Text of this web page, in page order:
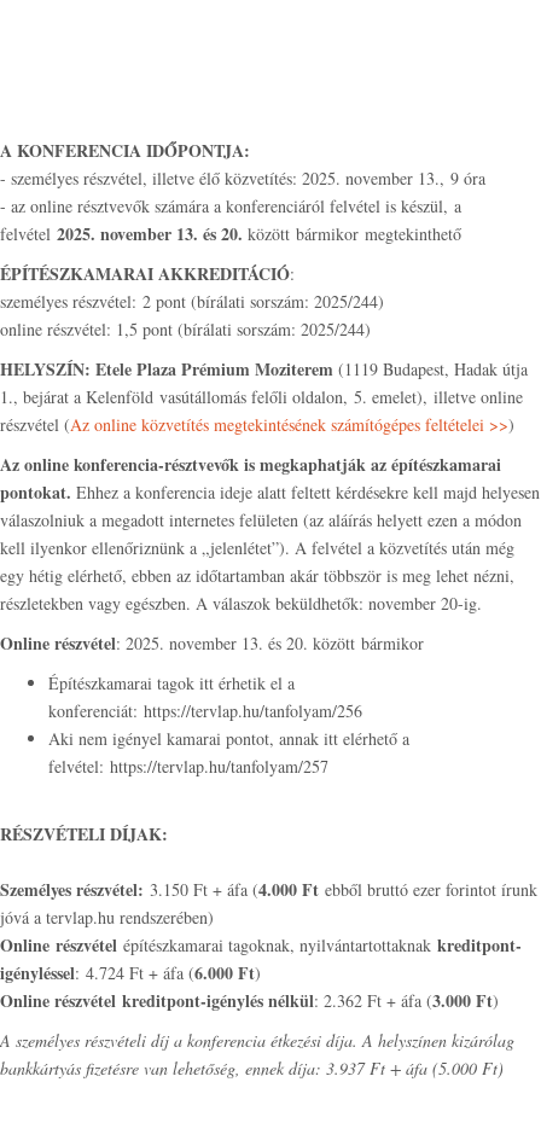
A KONFERENCIA IDŐPONTJA:
- személyes részvétel, illetve élő közvetítés: 2025. november 13., 9 óra
- az online résztvevők számára a konferenciáról felvétel is készül, a
felvétel 2025. november 13. és 20. között bármikor megtekinthető
ÉPÍTÉSZKAMARAI AKKREDITÁCIÓ:
személyes részvétel: 2 pont (bírálati sorszám: 2025/244)
online részvétel: 1,5 pont (bírálati sorszám: 2025/244)
HELYSZÍN: Etele Plaza Prémium Moziterem (1119 Budapest, Hadak útja
1., bejárat a Kelenföld vasútállomás felőli oldalon, 5. emelet), illetve online
részvétel (Az online közvetítés megtekintésének számítógépes feltételei >>)
Az online konferencia-résztvevők is megkaphatják az építészkamarai
pontokat. Ehhez a konferencia ideje alatt feltett kérdésekre kell majd helyesen
válaszolniuk a megadott internetes felületen (az aláírás helyett ezen a módon
kell ilyenkor ellenőriznünk a „jelenlétet”). A felvétel a közvetítés után még
egy hétig elérhető, ebben az időtartamban akár többször is meg lehet nézni,
részletekben vagy egészben. A válaszok beküldhetők: november 20-ig.
Online részvétel: 2025. november 13. és 20. között bármikor
Építészkamarai tagok itt érhetik el a
konferenciát: https://tervlap.hu/tanfolyam/256
Aki nem igényel kamarai pontot, annak itt elérhető a
felvétel: https://tervlap.hu/tanfolyam/257
RÉSZVÉTELI DÍJAK:
Személyes részvétel: 3.150 Ft + áfa (4.000 Ft ebből bruttó ezer forintot írunk
jóvá a tervlap.hu rendszerében)
Online részvétel építészkamarai tagoknak, nyilvántartottaknak kreditpont-
igényléssel: 4.724 Ft + áfa (6.000 Ft)
Online részvétel kreditpont-igénylés nélkül: 2.362 Ft + áfa (3.000 Ft)
A személyes részvételi díj a konferencia étkezési díja. A helyszínen kizárólag
bankkártyás fizetésre van lehetőség, ennek díja: 3.937 Ft + áfa (5.000 Ft)